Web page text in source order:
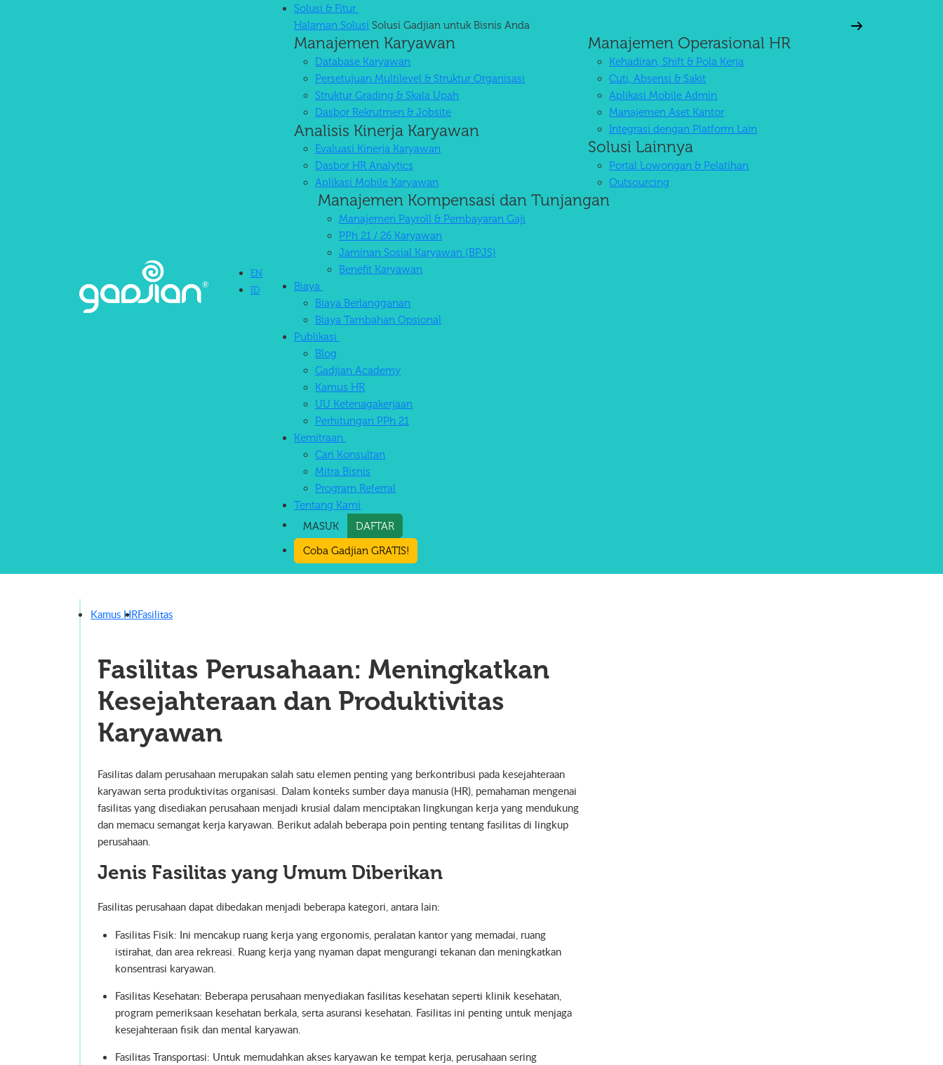
EN
ID
Solusi & Fitur
Halaman Solusi Solusi Gadjian untuk Bisnis Anda
Manajemen Karyawan
Database Karyawan
Persetujuan Multilevel & Struktur Organisasi
Struktur Grading & Skala Upah
Dasbor Rekrutmen & Jobsite
Analisis Kinerja Karyawan
Evaluasi Kinerja Karyawan
Dasbor HR Analytics
Aplikasi Mobile Karyawan
Manajemen Operasional HR
Kehadiran, Shift & Pola Kerja
Cuti, Absensi & Sakit
Aplikasi Mobile Admin
Manajemen Aset Kantor
Integrasi dengan Platform Lain
Solusi Lainnya
Portal Lowongan & Pelatihan
Outsourcing
Manajemen Kompensasi dan Tunjangan
Manajemen Payroll & Pembayaran Gaji
PPh 21 / 26 Karyawan
Jaminan Sosial Karyawan (BPJS)
Benefit Karyawan
Biaya
Biaya Berlangganan
Biaya Tambahan Opsional
Publikasi
Blog
Gadjian Academy
Kamus HR
UU Ketenagakerjaan
Perhitungan PPh 21
Kemitraan
Cari Konsultan
Mitra Bisnis
Program Referral
Tentang Kami
MASUK
DAFTAR
Coba Gadjian GRATIS!
Kamus HRFasilitas
Fasilitas Perusahaan: Meningkatkan
Kesejahteraan dan Produktivitas
Karyawan
Fasilitas dalam perusahaan merupakan salah satu elemen penting yang berkontribusi pada kesejahteraan
karyawan serta produktivitas organisasi. Dalam konteks sumber daya manusia (HR), pemahaman mengenai
fasilitas yang disediakan perusahaan menjadi krusial dalam menciptakan lingkungan kerja yang mendukung
dan memacu semangat kerja karyawan. Berikut adalah beberapa poin penting tentang fasilitas di lingkup
perusahaan.
Jenis Fasilitas yang Umum Diberikan
Fasilitas perusahaan dapat dibedakan menjadi beberapa kategori, antara lain:
Fasilitas Fisik: Ini mencakup ruang kerja yang ergonomis, peralatan kantor yang memadai, ruang
istirahat, dan area rekreasi. Ruang kerja yang nyaman dapat mengurangi tekanan dan meningkatkan
konsentrasi karyawan.
Fasilitas Kesehatan: Beberapa perusahaan menyediakan fasilitas kesehatan seperti klinik kesehatan,
program pemeriksaan kesehatan berkala, serta asuransi kesehatan. Fasilitas ini penting untuk menjaga
kesejahteraan fisik dan mental karyawan.
Fasilitas Transportasi: Untuk memudahkan akses karyawan ke tempat kerja, perusahaan sering